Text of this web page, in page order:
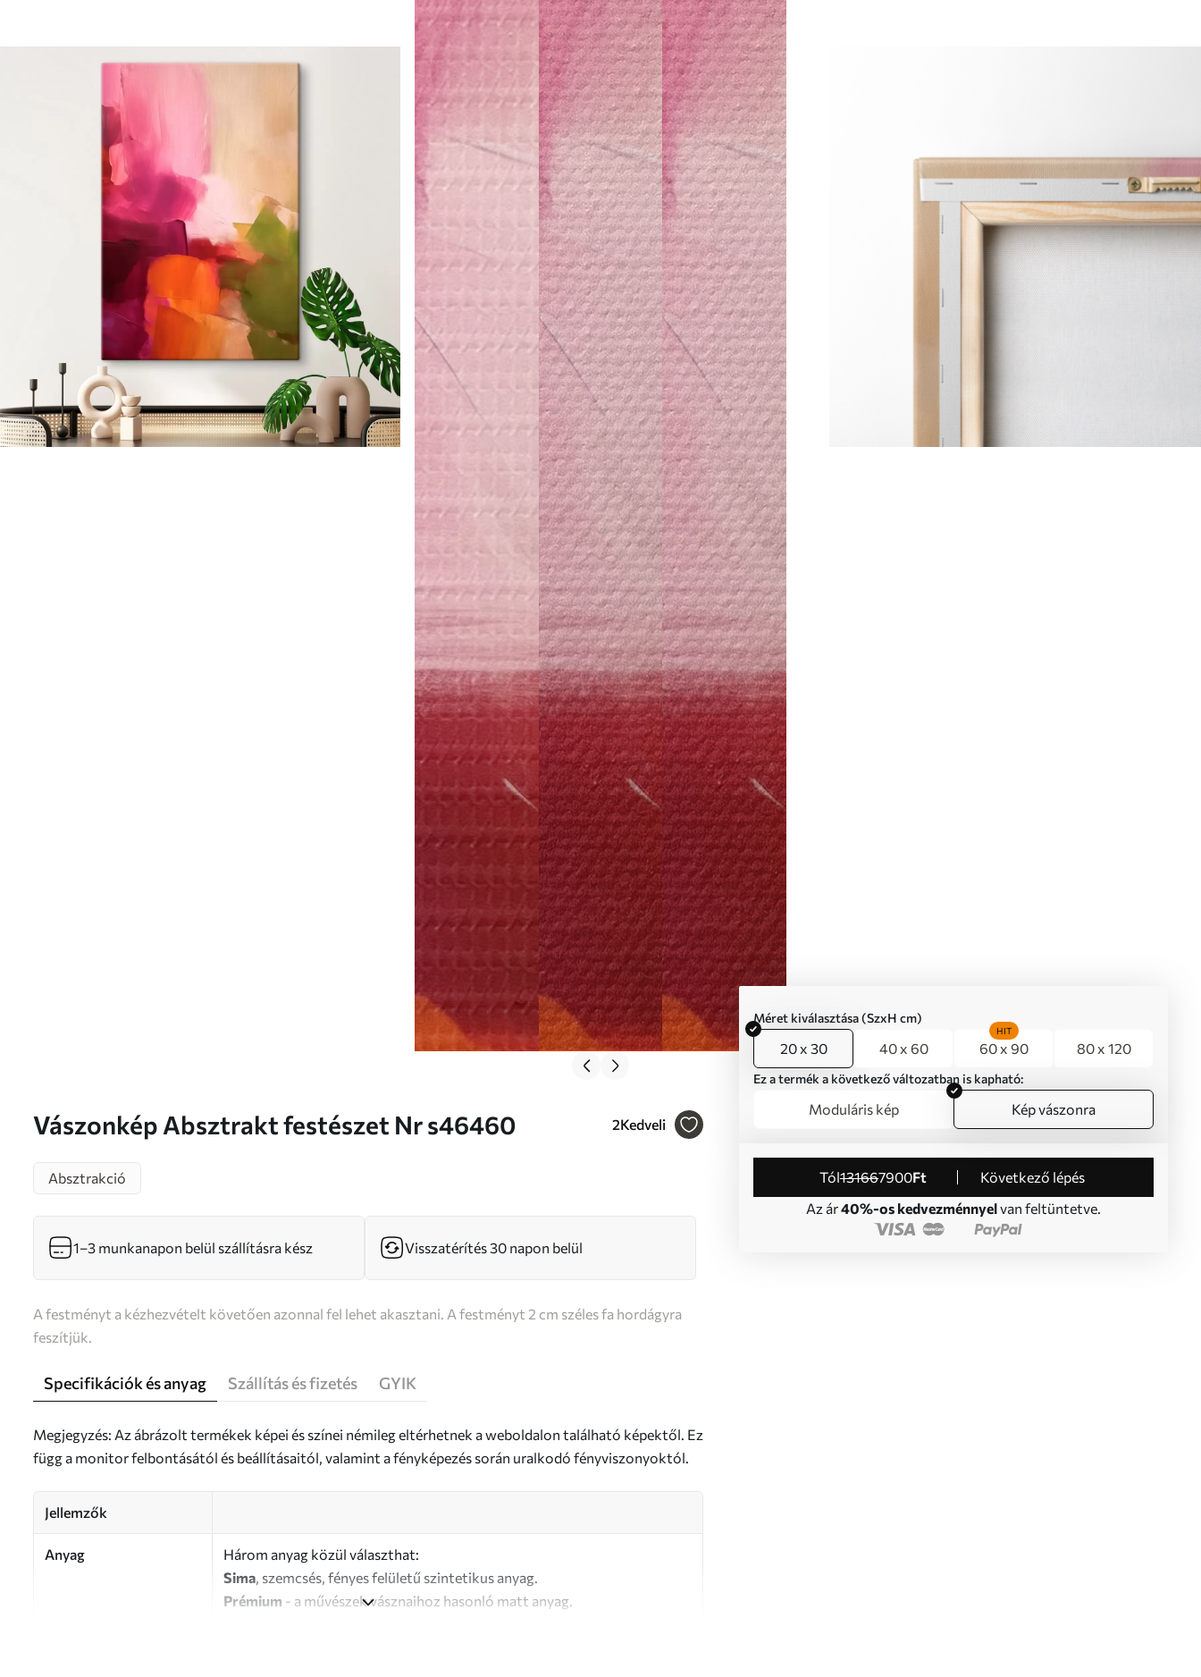
Vászonkép Absztrakt festészet Nr s46460 2Kedveli
Méret kiválasztása (SzxH cm)
20 x 30 40 x 60 60 x 90
HIT
80 x 120
Ez a termék a következő változatban is kapható:
Moduláris kép Kép vászonra
Tól131667900Ft
Következő lépés
Az ár40%-os kedvezménnyelvan feltüntetve.
Absztrakció
1–3 munkanapon belül szállításra kész Visszatérítés 30 napon belül
A festményt a kézhezvételt követően azonnal fel lehet akasztani. A festményt 2 cm széles fa hordágyra
feszítjük.
Specifikációk és anyag Szállítás és fizetés GYIK
Megjegyzés: Az ábrázolt termékek képei és színei némileg eltérhetnek a weboldalon található képektől. Ez
függ a monitor felbontásától és beállításaitól, valamint a fényképezés során uralkodó fényviszonyoktól.
Jellemzők
Anyag
Három anyag közül választhat:
Sima, szemcsés, fényes felületű szintetikus anyag.
Prémium - a művészek vásznaihoz hasonló matt anyag.